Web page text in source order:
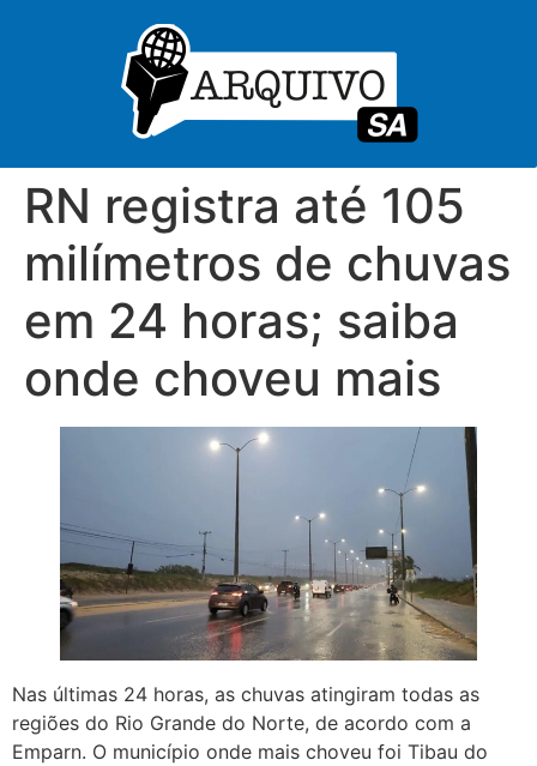
RN registra até 105
milímetros de chuvas
em 24 horas; saiba
onde choveu mais
Nas últimas 24 horas, as chuvas atingiram todas as
regiões do Rio Grande do Norte, de acordo com a
Emparn. O município onde mais choveu foi Tibau do